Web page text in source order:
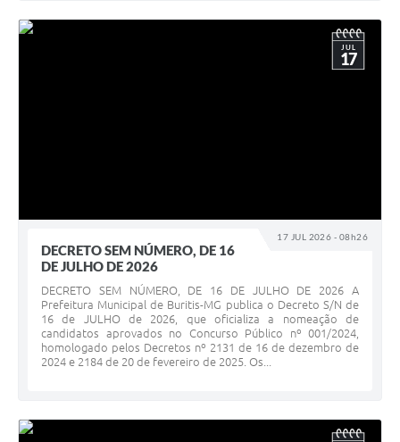
17 JUL 2026 - 08h26
JUL
17
DECRETO SEM NÚMERO, DE 16
DE JULHO DE 2026
DECRETO SEM NÚMERO, DE 16 DE JULHO DE 2026 A
Prefeitura Municipal de Buritis-MG publica o Decreto S/N de
16 de JULHO de 2026, que oficializa a nomeação de
candidatos aprovados no Concurso Público nº 001/2024,
homologado pelos Decretos nº 2131 de 16 de dezembro de
2024 e 2184 de 20 de fevereiro de 2025. Os...